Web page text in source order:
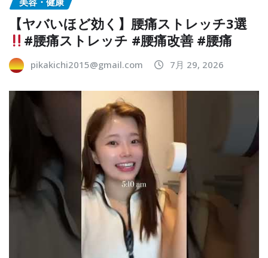
【ヤバいほど効く】腰痛ストレッチ3選
#腰痛ストレッチ #腰痛改善 #腰痛
pikakichi2015@gmail.com 7月 29, 2026